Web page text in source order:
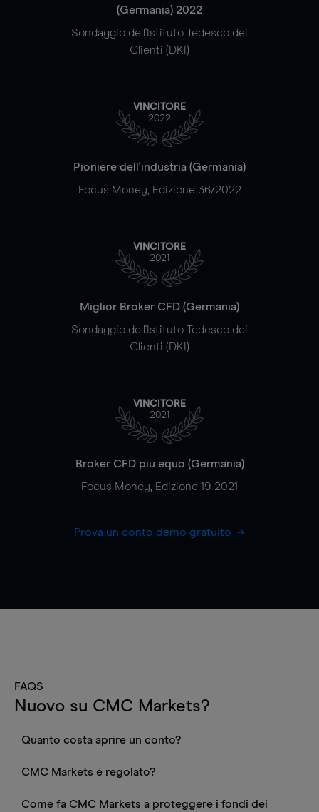
(Germania) 2022
Sondaggio dell'Istituto Tedesco dei
Clienti (DKI)
VINCITORE
2022
Pioniere dell'industria (Germania)
Focus Money, Edizione 36/2022
VINCITORE
2021
Miglior Broker CFD (Germania)
Sondaggio dell'Istituto Tedesco dei
Clienti (DKI)
VINCITORE
2021
Broker CFD più equo (Germania)
Focus Money, Edizione 19-2021
Prova un conto demo gratuito
FAQS
Nuovo su CMC Markets?
Quanto costa aprire un conto?
Puoi anche visualizzare gratuitamente i prezzi e
utilizzare strumenti come grafici, notizie Reuters
CMC Markets è regolato?
Come fa CMC Markets a proteggere i fondi dei